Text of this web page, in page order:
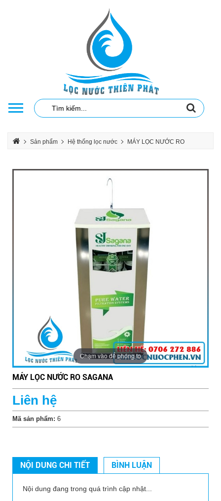
Sản phẩm Hệ thống lọc nước MÁY LỌC NƯỚC RO
Chạm vào để phóng to
MÁY LỌC NƯỚC RO SAGANA
Liên hệ
Mã sản phẩm: 6
NỘI DUNG CHI TIẾT BÌNH LUẬN
Nội dung đang trong quá trình cập nhật...
LẮP ĐẶT HỆ THỐNG LỌC NƯỚC PHÈN
Bể lọc nước giếng khoan cho gia đình